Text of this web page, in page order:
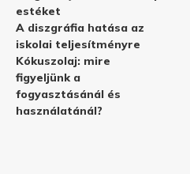
estéket
A diszgráfia hatása az
iskolai teljesítményre
Kókuszolaj: mire
figyeljünk a
fogyasztásánál és
használatánál?